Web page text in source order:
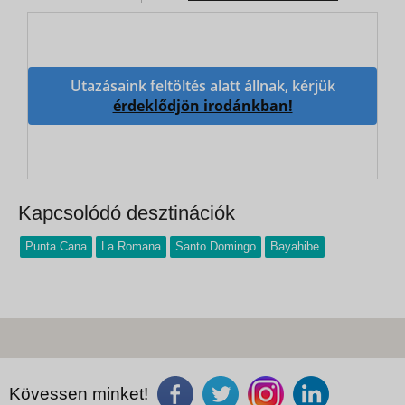
Utazásaink feltöltés alatt állnak, kérjük
érdeklődjön irodánkban!
Kapcsolódó desztinációk
Punta Cana La Romana Santo Domingo Bayahibe
Kövessen minket!